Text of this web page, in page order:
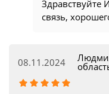
Здравствуйте
связь,
08.11.2024